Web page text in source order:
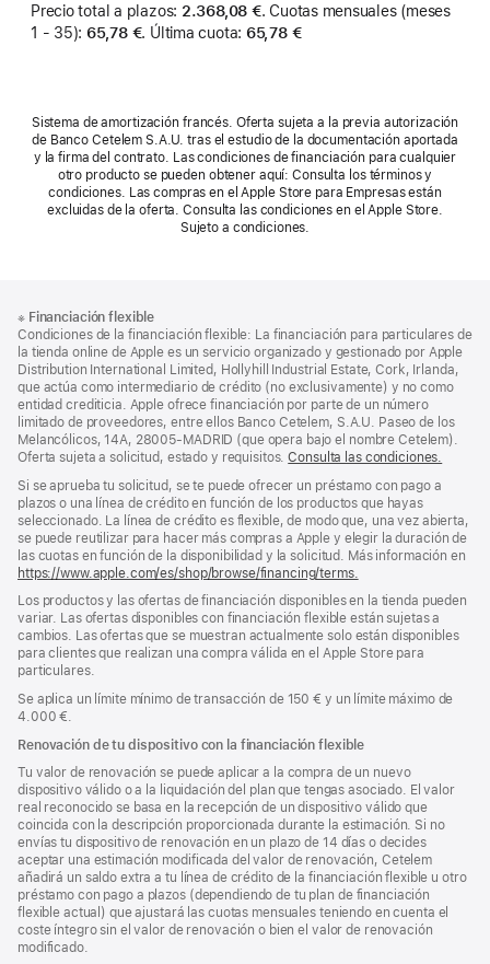
Precio total a plazos: 2.368,08 €.Cuotas mensuales (meses
1 - 35): 65,78 €. Última cuota: 65,78 €
Sistema de amortización francés. Oferta sujeta a la previa autorización
de Banco Cetelem S.A.U. tras el estudio de la documentación aportada
y la firma del contrato. Las condiciones de financiación para cualquier
otro producto se pueden obtener aquí: Consulta los términos y
condiciones. Las compras en el Apple Store para Empresas están
excluidas de la oferta. Consulta las condiciones en el Apple Store.
Sujeto a condiciones.
a
pie
de
página
al
pie
※ Financiación flexible
Condiciones de la financiación flexible: La financiación para particulares de
la tienda online de Apple es un servicio organizado y gestionado por Apple
Distribution International Limited, Hollyhill Industrial Estate, Cork, Irlanda,
que actúa como intermediario de crédito (no exclusivamente) y no como
entidad crediticia. Apple ofrece financiación por parte de un número
limitado de proveedores, entre ellos Banco Cetelem, S.A.U. Paseo de los
Melancólicos, 14A, 28005-MADRID (que opera bajo el nombre Cetelem).
Oferta sujeta a solicitud, estado y requisitos.Consulta las condiciones.
Si se aprueba tu solicitud, se te puede ofrecer un préstamo con pago a
plazos o una línea de crédito en función de los productos que hayas
seleccionado. La línea de crédito es flexible, de modo que, una vez abierta,
se puede reutilizar para hacer más compras a Apple y elegir la duración de
las cuotas en función de la disponibilidad y la solicitud. Más información en
https://www.apple.com/es/shop/browse/financing/terms.
Los productos y las ofertas de financiación disponibles en la tienda pueden
variar. Las ofertas disponibles con financiación flexible están sujetas a
cambios. Las ofertas que se muestran actualmente solo están disponibles
para clientes que realizan una compra válida en el Apple Store para
particulares.
Se aplica un límite mínimo de transacción de 150 € y un límite máximo de
4.000 €.
Renovación de tu dispositivo con la financiación flexible
Tu valor de renovación se puede aplicar a la compra de un nuevo
dispositivo válido o a la liquidación del plan que tengas asociado. El valor
real reconocido se basa en la recepción de un dispositivo válido que
coincida con la descripción proporcionada durante la estimación. Si no
envías tu dispositivo de renovación en un plazo de 14 días o decides
aceptar una estimación modificada del valor de renovación, Cetelem
añadirá un saldo extra a tu línea de crédito de la financiación flexible u otro
préstamo con pago a plazos (dependiendo de tu plan de financiación
flexible actual) que ajustará las cuotas mensuales teniendo en cuenta el
coste íntegro sin el valor de renovación o bien el valor de renovación
modificado.